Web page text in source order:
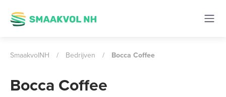
SmaakvolNH / Bedrijven / Bocca Coffee
Bocca Coffee